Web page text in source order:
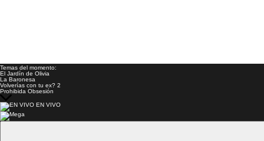
Temas del momento:
El Jardín de Olivia
La Baronesa
Volverías con tu ex? 2
Prohibida Obsesión
EN VIVO